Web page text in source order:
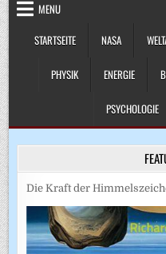
MENU
STARTSEITE
NASA
PHYSIK ENERGIE
PSYCHOLOGIE
Die Kraft der